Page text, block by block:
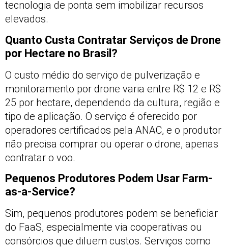
tecnologia de ponta sem imobilizar recursos
elevados.
Quanto Custa Contratar Serviços de Drone
por Hectare no Brasil?
O custo médio do serviço de pulverização e
monitoramento por drone varia entre R$ 12 e R$
25 por hectare, dependendo da cultura, região e
tipo de aplicação. O serviço é oferecido por
operadores certificados pela ANAC, e o produtor
não precisa comprar ou operar o drone, apenas
contratar o voo.
Pequenos Produtores Podem Usar Farm-
as-a-Service?
Sim, pequenos produtores podem se beneficiar
do FaaS, especialmente via cooperativas ou
consórcios que diluem custos. Serviços como